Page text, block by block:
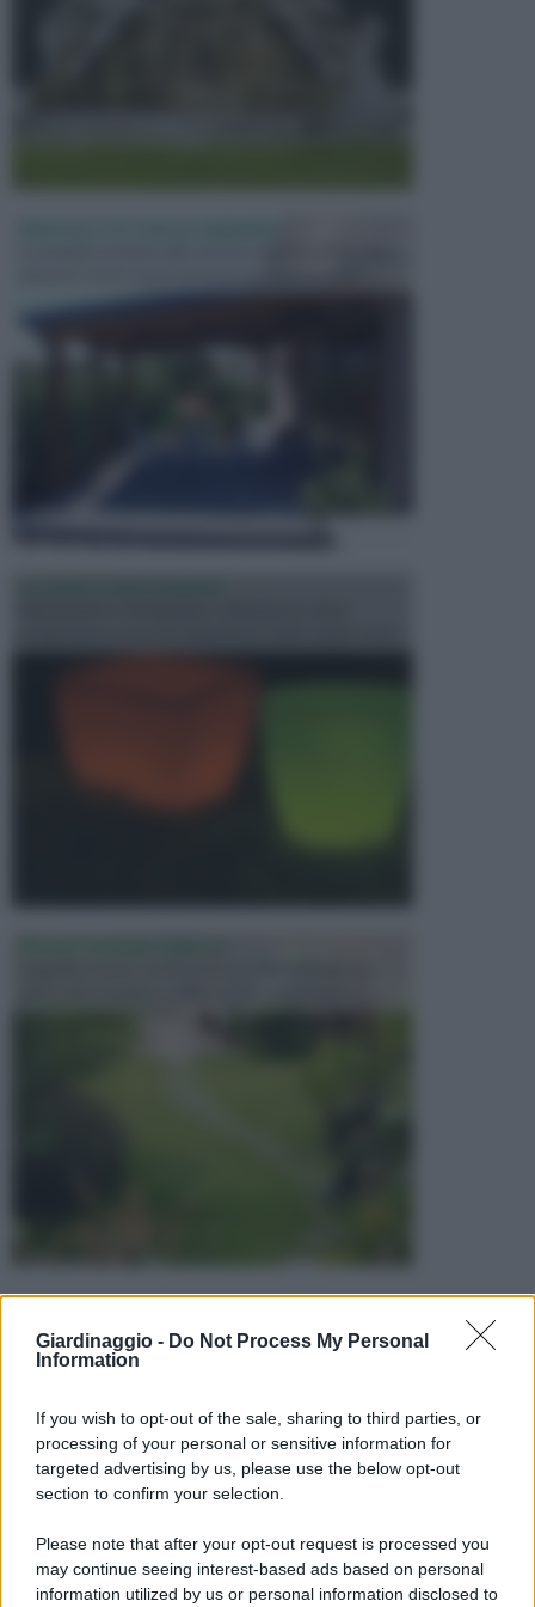
Giardinaggio - Do Not Process My Personal
Information
If you wish to opt-out of the sale, sharing to third parties, or
processing of your personal or sensitive information for
targeted advertising by us, please use the below opt-out
section to confirm your selection.
Please note that after your opt-out request is processed you
may continue seeing interest-based ads based on personal
information utilized by us or personal information disclosed to